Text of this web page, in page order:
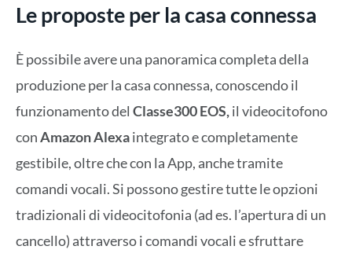
Le proposte per la casa connessa
È possibile avere una panoramica completa della
produzione per la casa connessa, conoscendo il
funzionamento del Classe300 EOS,il videocitofono
conAmazon Alexaintegrato e completamente
gestibile, oltre che con la App, anche tramite
comandi vocali. Si possono gestire tutte le opzioni
tradizionali di videocitofonia (ad es. l’apertura di un
cancello) attraverso i comandi vocali e sfruttare